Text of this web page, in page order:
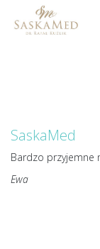
SaskaMed
Bardzo przyjemne
Ewa